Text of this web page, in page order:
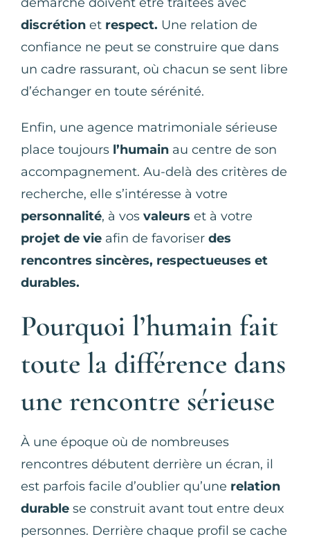
discrétion et respect. Une relation de
confiance ne peut se construire que dans
un cadre rassurant, où chacun se sent libre
d’échanger en toute sérénité.
Enfin, une agence matrimoniale sérieuse
place toujours l’humain au centre de son
accompagnement. Au-delà des critères de
recherche, elle s’intéresse à votre
personnalité, à vos valeurs et à votre
projet de vie afin de favoriser des
rencontres sincères, respectueuses et
durables.
Pourquoi l’humain fait
toute la différence dans
une rencontre sérieuse
À une époque où de nombreuses
rencontres débutent derrière un écran, il
est parfois facile d’oublier qu’une relation
durable se construit avant tout entre deux
personnes. Derrière chaque profil se cache